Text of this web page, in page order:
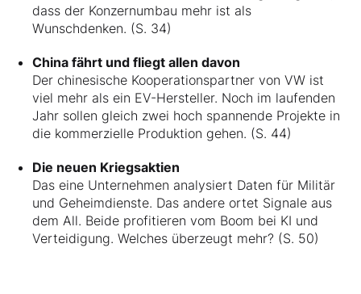
dass der Konzernumbau mehr ist als
Wunschdenken. (S. 34)
China fährt und fliegt allen davon
Der chinesische Kooperationspartner von VW ist
viel mehr als ein EV-Hersteller. Noch im laufenden
Jahr sollen gleich zwei hoch spannende Projekte in
die kommerzielle Produktion gehen. (S. 44)
Die neuen Kriegsaktien
Das eine Unternehmen analysiert Daten für Militär
und Geheimdienste. Das andere ortet Signale aus
dem All. Beide profitieren vom Boom bei KI und
Verteidigung. Welches überzeugt mehr? (S. 50)